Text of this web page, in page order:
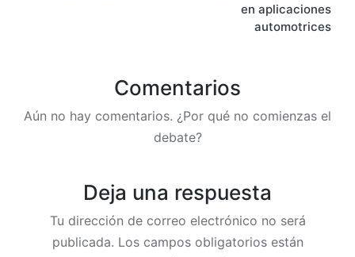
en aplicaciones
automotrices
Comentarios
Aún no hay comentarios. ¿Por qué no comienzas el
debate?
Deja una respuesta
Tu dirección de correo electrónico no será
publicada. Los campos obligatorios están